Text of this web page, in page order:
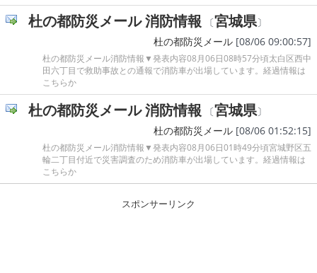
杜の都防災メール 消防情報 〔宮城県〕
杜の都防災メール [08/06 09:00:57]
杜の都防災メール消防情報▼発表内容08月06日08時57分頃太白区西中
田六丁目で救助事故との通報で消防車が出場しています。経過情報は
こちらか
杜の都防災メール 消防情報 〔宮城県〕
杜の都防災メール [08/06 01:52:15]
杜の都防災メール消防情報▼発表内容08月06日01時49分頃宮城野区五
輪二丁目付近で災害調査のため消防車が出場しています。経過情報は
こちらか
スポンサーリンク